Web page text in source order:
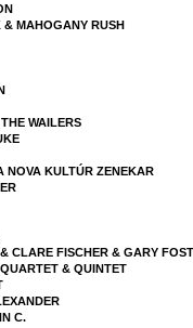
MAHOGANY RUSH
WAILERS
NOVA KULTÚR ZENEKAR
CLARE FISCHER & GARY
& QUINTET
C.